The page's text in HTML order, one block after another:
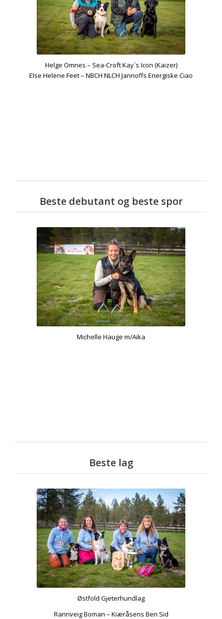
Helge Omnes – Sea-Croft Kay`s Icon (Kaizer)
Else Helene Feet – NBCH NLCH Jannoffs Energiske Ciao
Beste debutant og beste spor
Michelle Hauge m/Aika
Beste lag
Østfold Gjeterhundlag
Rannveig Boman – Kiæråsens Ben Sid